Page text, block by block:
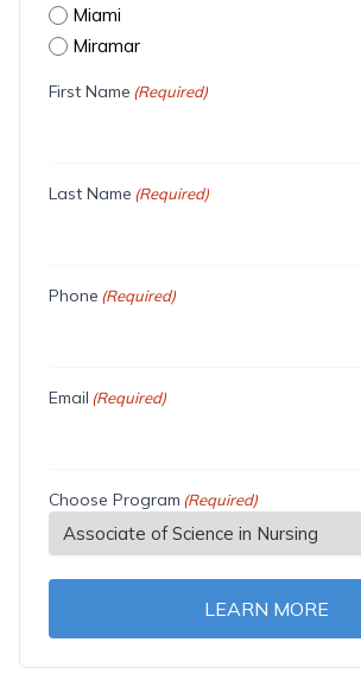
Miami
Miramar
First Name (Required)
Last Name (Required)
Phone (Required)
Email (Required)
Choose Program (Required)
LEARN MORE